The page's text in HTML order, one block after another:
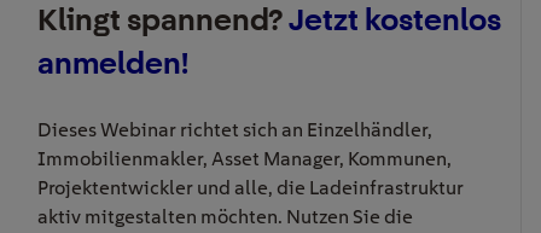
Klingt spannend?Jetzt kostenlos
anmelden!
Dieses Webinar richtet sich an Einzelhändler,
Immobilienmakler, Asset Manager, Kommunen,
Projektentwickler und alle, die Ladeinfrastruktur
aktiv mitgestalten möchten. Nutzen Sie die